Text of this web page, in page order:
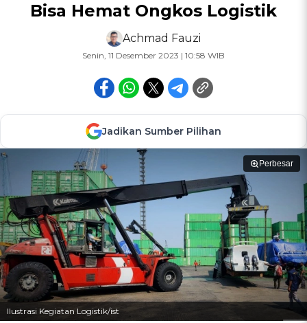
Bisa Hemat Ongkos Logistik
Achmad Fauzi
Senin, 11 Desember 2023 | 10:58 WIB
Jadikan Sumber Pilihan
Perbesar
Ilustrasi Kegiatan Logistik/ist